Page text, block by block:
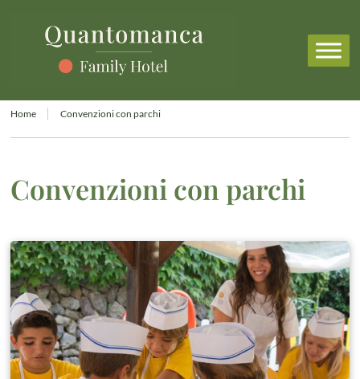
Home Convenzioni con parchi
Convenzioni con parchi